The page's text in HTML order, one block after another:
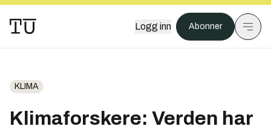
Logg inn Abonner
KLIMA
Klimaforskere: Verden har